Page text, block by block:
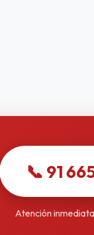
📞 91
Atención